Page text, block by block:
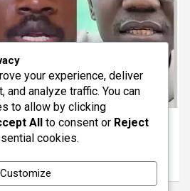
ALA UNE
Patriotes de FEÑAL
est tombé
your experience, deliver
and analyze traffic. You can
to allow by clicking
All to consent or Reject
cookies.
Customize